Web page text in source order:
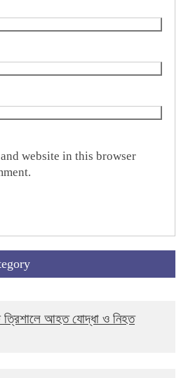
website in this browser
আহত যোদ্ধা ও নিহত